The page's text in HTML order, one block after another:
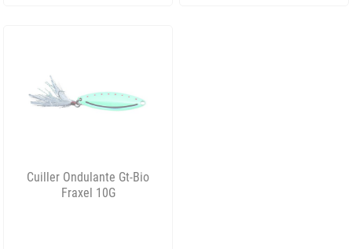
Cuiller Ondulante Gt-Bio
Fraxel 10G